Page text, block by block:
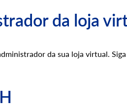
da loja
da sua loja virtual.